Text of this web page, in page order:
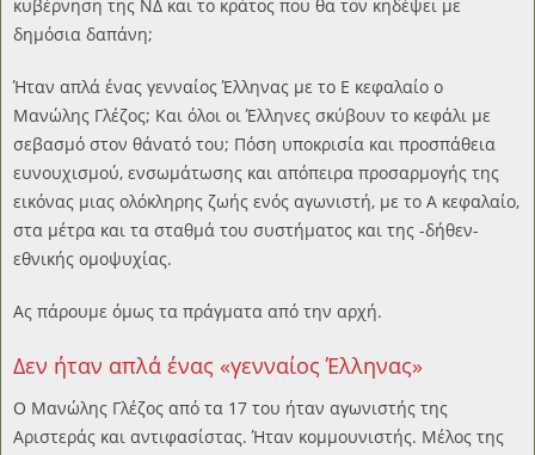
κυβέρνηση της ΝΔ και το κράτος που θα τον κηδέψει με
δημόσια δαπάνη;
Ήταν απλά ένας γενναίος Έλληνας με το Ε κεφαλαίο ο
Μανώλης Γλέζος; Και όλοι οι Έλληνες σκύβουν το κεφάλι με
σεβασμό στον θάνατό του; Πόση υποκρισία και προσπάθεια
ευνουχισμού, ενσωμάτωσης και απόπειρα προσαρμογής της
εικόνας μιας ολόκληρης ζωής ενός αγωνιστή, με το Α κεφαλαίο,
στα μέτρα και τα σταθμά του συστήματος και της -δήθεν-
εθνικής ομοψυχίας.
Ας πάρουμε όμως τα πράγματα από την αρχή.
Δεν ήταν απλά ένας «γενναίος Έλληνας»
Ο Μανώλης Γλέζος από τα 17 του ήταν αγωνιστής της
Αριστεράς και αντιφασίστας. Ήταν κομμουνιστής. Μέλος της